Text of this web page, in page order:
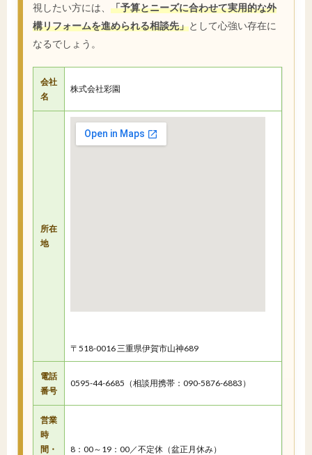
視したい方には、 「予算とニーズに合わせて実用的な外
構リフォームを進められる相談先」として心強い存在に
なるでしょう。
会社
名
株式会社彩園
所在
地
〒518-0016 三重県伊賀市山神689
電話
番号
0595-44-6685（相談用携帯：090-5876-6883）
営業
時
間・
8：00～19：00／不定休（盆正月休み）